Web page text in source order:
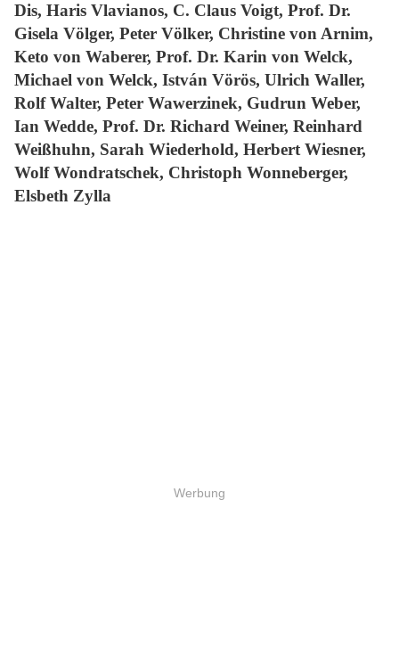
Dis, Haris Vlavianos, C. Claus Voigt, Prof. Dr.
Gisela Völger, Peter Völker, Christine von Arnim,
Keto von Waberer, Prof. Dr. Karin von Welck,
Michael von Welck, István Vörös, Ulrich Waller,
Rolf Walter, Peter Wawerzinek, Gudrun Weber,
Ian Wedde, Prof. Dr. Richard Weiner, Reinhard
Weißhuhn, Sarah Wiederhold, Herbert Wiesner,
Wolf Wondratschek, Christoph Wonneberger,
Elsbeth Zylla
Werbung